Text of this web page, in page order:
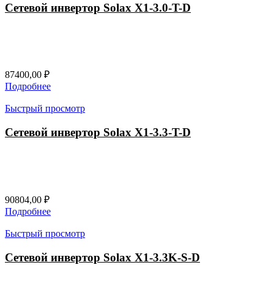
Сетевой инвертор Solax X1-3.0-T-D
87400,00 ₽
Подробнее
Быстрый просмотр
Сетевой инвертор Solax X1-3.3-T-D
90804,00 ₽
Подробнее
Быстрый просмотр
Сетевой инвертор Solax X1-3.3K-S-D